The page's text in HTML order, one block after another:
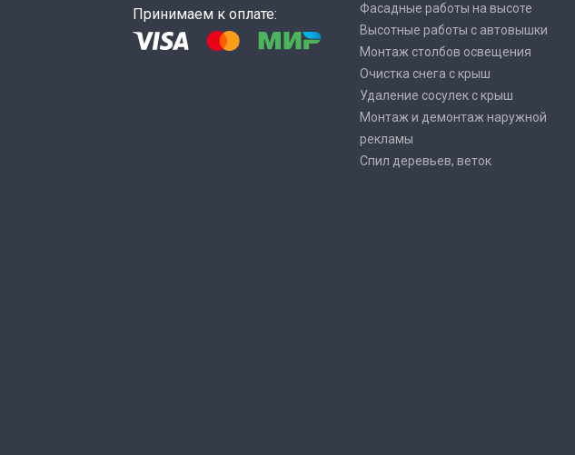
Принимаем к оплате:
Фасадные работы на высоте
Высотные работы с автовышки
Монтаж столбов освещения
Очистка снега с крыш
Удаление сосулек с крыш
Монтаж и демонтаж наружной
рекламы
Спил деревьев, веток